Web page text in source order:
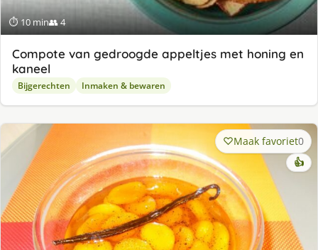
⏱ 10 min👥 4
Compote van gedroogde appeltjes met honing en
kaneel
Bijgerechten Inmaken & bewaren
Maak favoriet0
👍